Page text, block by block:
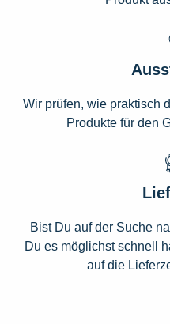
Wir prüfen, wie praktisch
Produkte für den
Bist Du auf der Suche
Du es möglichst schnell
auf die